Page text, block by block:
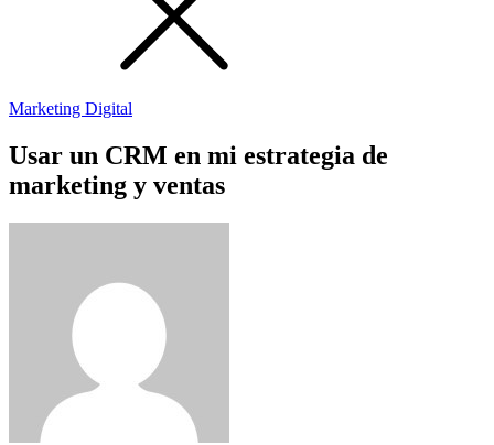
Marketing Digital
Usar un CRM en mi estrategia de
marketing y ventas